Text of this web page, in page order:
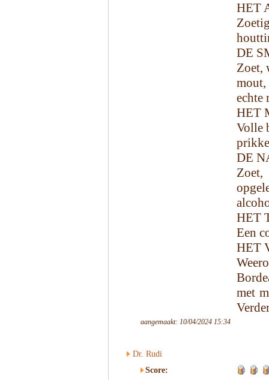
HET
DE
Zoet,
echte
HET
Volle
DE
HET
Een
HET
met
aangemaakt: 10/04/2024 15:34
Dr. Rudi
Score: